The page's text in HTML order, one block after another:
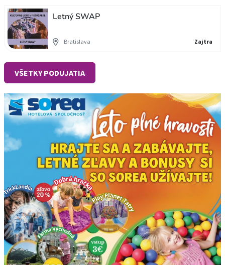
Letný SWAP
Bratislava Zajtra
VŠETKY PODUJATIA